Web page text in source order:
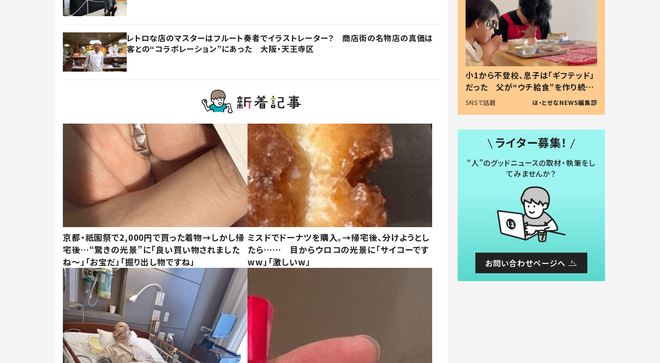
レトロな店のマスターはフルート奏者でイラストレーター？ 商店街の名物店の真価は
客との“コラボレーション”にあった 大阪・天王寺区
京都・祇園祭で2,000円で買った着物→しかし帰
宅後…“驚きの光景”に「良い買い物されました
ね～」「お宝だ」「掘り出し物ですね」
ミスドでドーナツを購入。→帰宅後、分けようとし
たら…… 目からウロコの光景に「サイコーです
ww」「激しいw」
小1から不登校、息子は「ギフテッド」
だった 父が“ウチ給食”を作り続け
る理由とは #令和の親 #令和の子
SNSで話題 ほ・とせなNEWS編集部
ライター募集！
“人”のグッドニュースの取材・執筆をし
てみませんか？
お問い合わせページへ